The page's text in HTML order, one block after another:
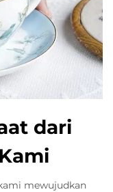
dari
mewujudkan